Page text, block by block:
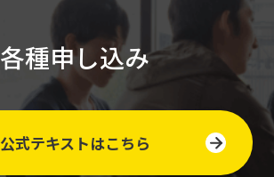
各種申し込み
公式テキストはこちら